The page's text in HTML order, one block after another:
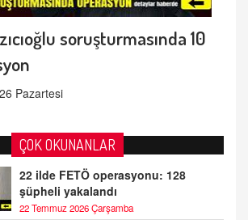
soruşturmasında 10
Pazartesi
ÇOK OKUNANLAR
22 ilde FETÖ operasyonu: 128
şüpheli yakalandı
22 Temmuz 2026 Çarşamba